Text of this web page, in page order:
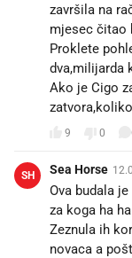
završila na
mjesec čitao
Proklete
dva,milijarda
Ako je Cigo
9 0
SH Sea Horse
Ova budala
za koga ha
Zeznula ih
novaca a